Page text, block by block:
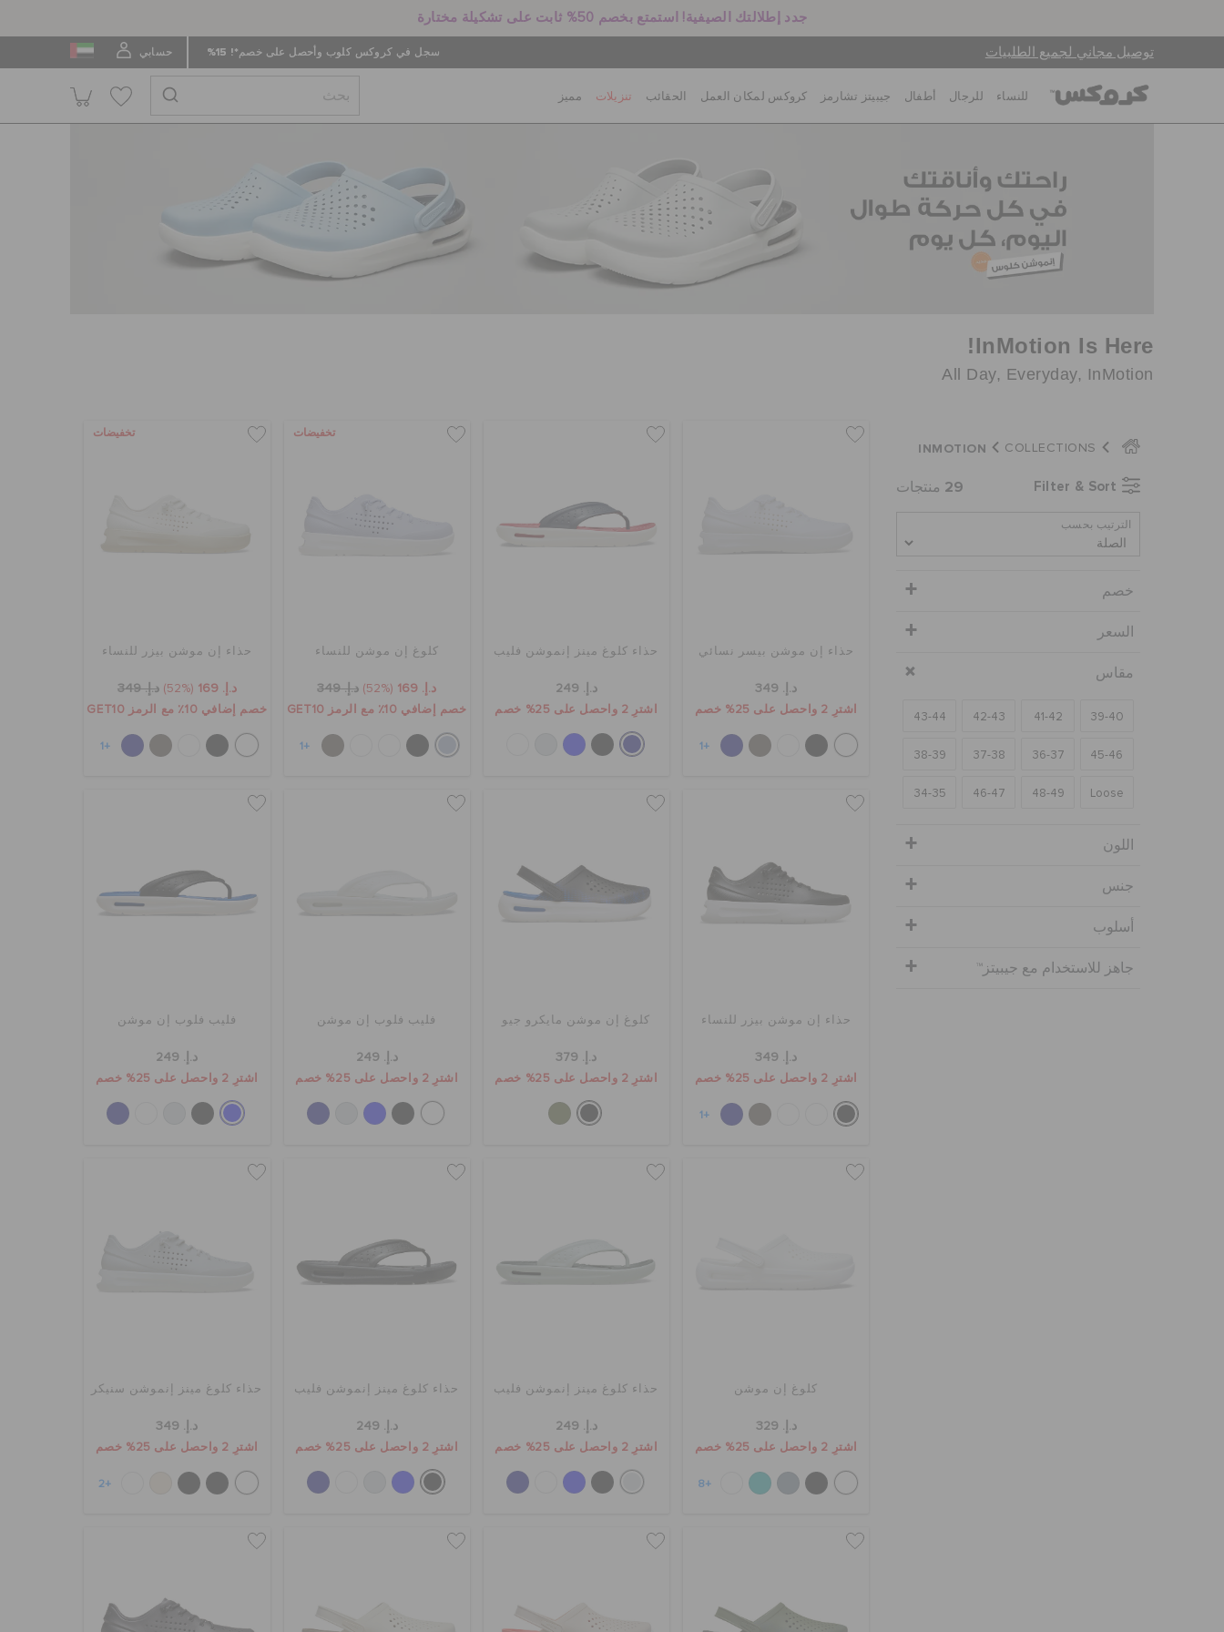
جدد إطلالتك الصيفية! استمتع بخصم 50% ثابت على تشكيلة مختارة
توصيل مجاني لجميع الطلبيات سجل في كروكس كلوب وأحصل على خصم*! 15% حسابي
للنساء للرجال أطفال جيبيتز تشارمز كروكس لمكان العمل الحقائب تنزيلات مميز
InMotion Is Here!
All Day, Everyday, InMotion
COLLECTIONS
INMOTION
Filter & Sort
29 منتجات
الترتيب بحسب
خصم
السعر
مقاس
39-40
41-42
42-43
43-44
45-46
36-37
37-38
38-39
Loose
48-49
46-47
34-35
اللون
جنس
أسلوب
جاهز للاستخدام مع جيبيتز™
حذاء إن موشن بيسر نسائي
د.إ. 349
اشترِ 2 واحصل على 25% خصم
+1
حذاء كلوغ مينز إنموشن فليب
د.إ. 249
اشترِ 2 واحصل على 25% خصم
تخفيضات
كلوغ إن موشن للنساء
د.إ. 169 (52%) د.إ. 349
خصم إضافي 10٪ مع الرمز GET10
+1
تخفيضات
حذاء إن موشن بيزر للنساء
د.إ. 169 (52%) د.إ. 349
خصم إضافي 10٪ مع الرمز GET10
+1
حذاء إن موشن بيزر للنساء
د.إ. 349
اشترِ 2 واحصل على 25% خصم
+1
كلوغ إن موشن مايكرو جيو
د.إ. 379
اشترِ 2 واحصل على 25% خصم
فليب فلوب إن موشن
د.إ. 249
اشترِ 2 واحصل على 25% خصم
فليب فلوب إن موشن
د.إ. 249
اشترِ 2 واحصل على 25% خصم
كلوغ إن موشن
د.إ. 329
اشترِ 2 واحصل على 25% خصم
+8
حذاء كلوغ مينز إنموشن فليب
د.إ. 249
اشترِ 2 واحصل على 25% خصم
حذاء كلوغ مينز إنموشن فليب
د.إ. 249
اشترِ 2 واحصل على 25% خصم
حذاء كلوغ مينز إنموشن سنيكر
د.إ. 349
اشترِ 2 واحصل على 25% خصم
+2